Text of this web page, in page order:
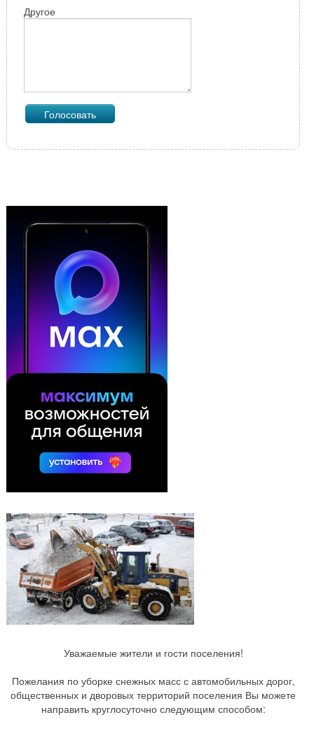
Другое
Уважаемые жители и гости поселения!
Пожелания по уборке снежных масс с автомобильных дорог,
общественных и дворовых территорий поселения Вы можете
направить круглосуточно следующим способом: